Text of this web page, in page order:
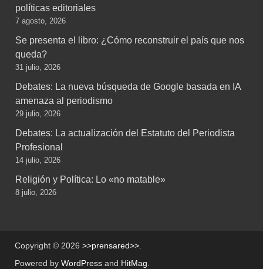
políticas editoriales
7 agosto, 2026
Se presenta el libro: ¿Cómo reconstruir el país que nos
queda?
31 julio, 2026
Debates: La nueva búsqueda de Google basada en IA
amenaza al periodismo
29 julio, 2026
Debates: La actualización del Estatuto del Periodista
Profesional
14 julio, 2026
Religión y Política: Lo «no matable»
8 julio, 2026
Copyright © 2026 >>prensared>>.
Powered by WordPress and HitMag.